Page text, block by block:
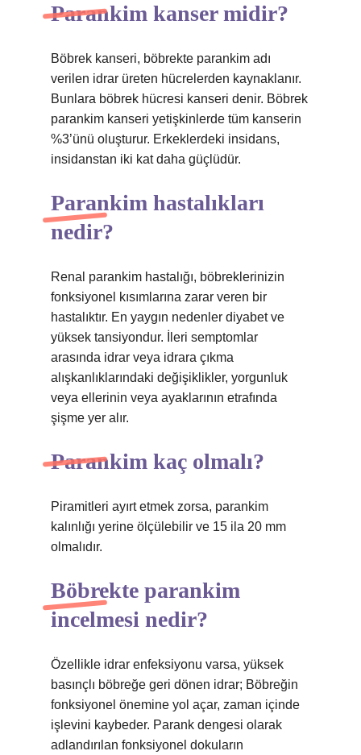
Parankim kanser midir?
Böbrek kanseri, böbrekte parankim adı
verilen idrar üreten hücrelerden kaynaklanır.
Bunlara böbrek hücresi kanseri denir. Böbrek
parankim kanseri yetişkinlerde tüm kanserin
%3’ünü oluşturur. Erkeklerdeki insidans,
insidanstan iki kat daha güçlüdür.
Parankim hastalıkları
nedir?
Renal parankim hastalığı, böbreklerinizin
fonksiyonel kısımlarına zarar veren bir
hastalıktır. En yaygın nedenler diyabet ve
yüksek tansiyondur. İleri semptomlar
arasında idrar veya idrara çıkma
alışkanlıklarındaki değişiklikler, yorgunluk
veya ellerinin veya ayaklarının etrafında
şişme yer alır.
Parankim kaç olmalı?
Piramitleri ayırt etmek zorsa, parankim
kalınlığı yerine ölçülebilir ve 15 ila 20 mm
olmalıdır.
Böbrekte parankim
incelmesi nedir?
Özellikle idrar enfeksiyonu varsa, yüksek
basınçlı böbreğe geri dönen idrar; Böbreğin
fonksiyonel önemine yol açar, zaman içinde
işlevini kaybeder. Parank dengesi olarak
adlandırılan fonksiyonel dokuların